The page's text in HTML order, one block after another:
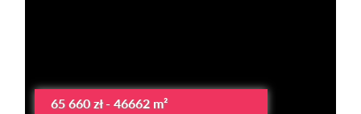
65 660 zł - 46662 m²